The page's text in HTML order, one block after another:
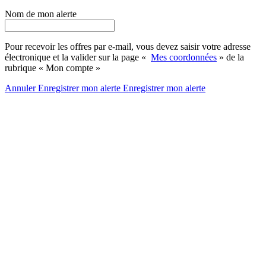
Nom de mon alerte
Pour recevoir les offres par e-mail, vous devez saisir votre adresse
électronique et la valider sur la page « Mes coordonnées » de la
rubrique « Mon compte »
AnnulerEnregistrer mon alerte Enregistrermon alerte